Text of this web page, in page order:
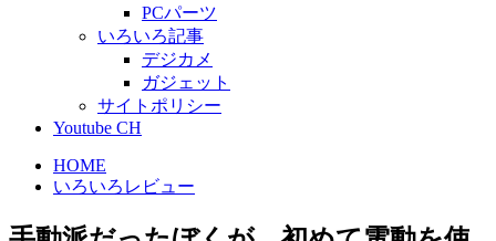
PCパーツ
いろいろ記事
デジカメ
ガジェット
サイトポリシー
Youtube CH
HOME
いろいろレビュー